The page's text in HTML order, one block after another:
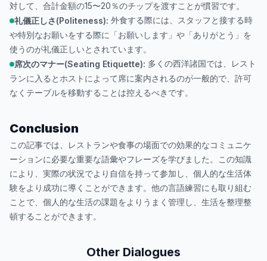
対して、合計金額の15〜20％のチップを渡すことが慣習です。
礼儀正しさ(Politeness): 外食する際には、スタッフと接する時
や特別なお願いをする際に「お願いします」や「ありがとう」を
使うのが礼儀正しいとされています。
席次のマナー(Seating Etiquette): 多くの西洋諸国では、レスト
ランに入るとホストによって席に案内されるのが一般的で、許可
なくテーブルを移動することは控えるべきです。
Conclusion
この記事では、レストランや食事の場面での効果的なコミュニケ
ーションに必要な重要な語彙やフレーズを学びました。この知識
により、実際の状況でより自信を持って参加し、個人的な生活体
験をより成功に導くことができます。他の言語練習にも取り組む
ことで、個人的な生活の課題をよりうまく管理し、生活を整理整
頓することができます。
Other Dialogues